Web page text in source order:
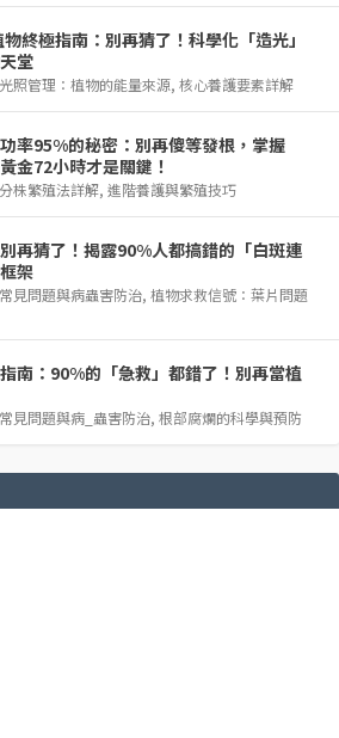
終極指南：別再猜了！科學化「造光」
堂
光照管理：植物的能量來源, 核心養護要素詳解
率95%的秘密：別再傻等發根，掌握
金72小時才是關鍵！
分株繁殖法詳解, 進階養護與繁殖技巧
再猜了！揭露90%人都搞錯的「白斑連
架
常見問題與病蟲害防治, 植物求救信號：葉片問題
南：90%的「急救」都錯了！別再當植
常見問題與病_蟲害防治, 根部腐爛的科學與預防